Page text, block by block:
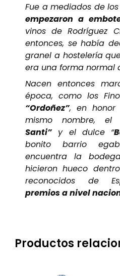
Fue a mediados de los
empezaron a
vinos de Rodríguez
entonces, se había
granel a hostelería
era una forma normal
Nacen entonces
época, como los
“Ordoñez”, en
mismo nombre, el
Santi”y el dulce “
bonito barrio
encuentra la
hicieron hueco
reconocidos de
premios a nivel
Productos